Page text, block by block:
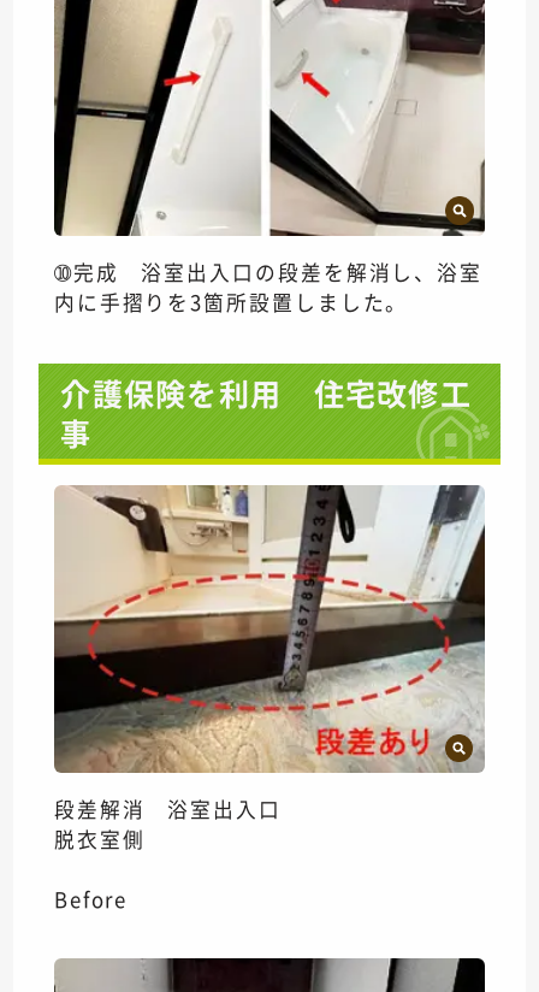
➉完成 浴室出入口の段差を解消し、浴室
内に手摺りを3箇所設置しました。
介護保険を利用 住宅改修工
事
段差解消 浴室出入口
脱衣室側
Before